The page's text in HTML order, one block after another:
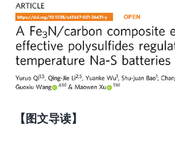
【图文导读】